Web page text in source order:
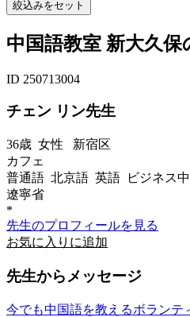
中国語教室 新大久保
ID 250713004
チェン リン先生
36歳 女性 新宿区
カフェ
普通語 北京語 英語 ビジネス
遼寧省
*
先生のプロフィールを見る
お気に入りに追加
先生からメッセージ
今でも中国語を教えるボランテ